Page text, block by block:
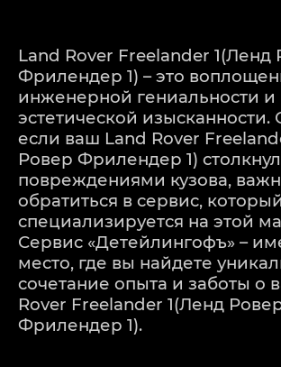
Land Rover Freelander 1(Ленд
Фрилендер 1) – это
инженерной гениальности и
эстетической изысканности.
если ваш Land Rover
Ровер Фрилендер 1)
повреждениями кузова,
обратиться в сервис, который
специализируется на этой
Сервис «Детейлингофъ» –
место, где вы найдете
сочетание опыта и заботы о
Rover Freelander 1(Ленд
Фрилендер 1).